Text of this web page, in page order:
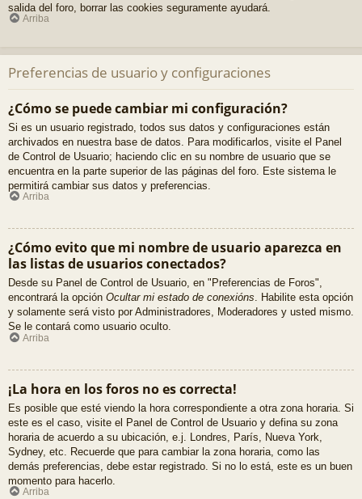
salida del foro, borrar las cookies seguramente ayudará.
Arriba
Preferencias de usuario y configuraciones
¿Cómo se puede cambiar mi configuración?
Si es un usuario registrado, todos sus datos y configuraciones están
archivados en nuestra base de datos. Para modificarlos, visite el Panel
de Control de Usuario; haciendo clic en su nombre de usuario que se
encuentra en la parte superior de las páginas del foro. Este sistema le
permitirá cambiar sus datos y preferencias.
Arriba
¿Cómo evito que mi nombre de usuario aparezca en
las listas de usuarios conectados?
Desde su Panel de Control de Usuario, en "Preferencias de Foros",
encontrará la opción Ocultar mi estado de conexións. Habilite esta opción
y solamente será visto por Administradores, Moderadores y usted mismo.
Se le contará como usuario oculto.
Arriba
¡La hora en los foros no es correcta!
Es posible que esté viendo la hora correspondiente a otra zona horaria. Si
este es el caso, visite el Panel de Control de Usuario y defina su zona
horaria de acuerdo a su ubicación, e.j. Londres, París, Nueva York,
Sydney, etc. Recuerde que para cambiar la zona horaria, como las
demás preferencias, debe estar registrado. Si no lo está, este es un buen
momento para hacerlo.
Arriba